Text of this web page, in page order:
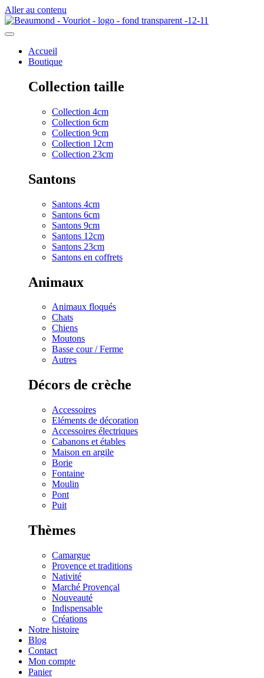
Aller au contenu
Accueil
Boutique
Collection taille
Collection 4cm
Collection 6cm
Collection 9cm
Collection 12cm
Collection 23cm
Santons
Santons 4cm
Santons 6cm
Santons 9cm
Santons 12cm
Santons 23cm
Santons en coffrets
Animaux
Animaux floqués
Chats
Chiens
Moutons
Basse cour / Ferme
Autres
Décors de crèche
Accessoires
Eléments de décoration
Accessoires électriques
Cabanons et étables
Maison en argile
Borie
Fontaine
Moulin
Pont
Puit
Thèmes
Camargue
Provence et traditions
Nativité
Marché Provençal
Nouveauté
Indispensable
Créations
Notre histoire
Blog
Contact
Mon compte
Panier